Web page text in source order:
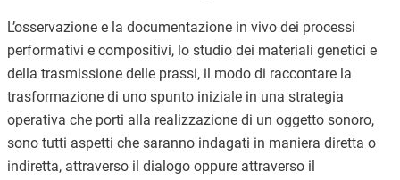
L’osservazione e la documentazione in vivo dei processi
performativi e compositivi, lo studio dei materiali genetici e
della trasmissione delle prassi, il modo di raccontare la
trasformazione di uno spunto iniziale in una strategia
operativa che porti alla realizzazione di un oggetto sonoro,
sono tutti aspetti che saranno indagati in maniera diretta o
indiretta, attraverso il dialogo oppure attraverso il